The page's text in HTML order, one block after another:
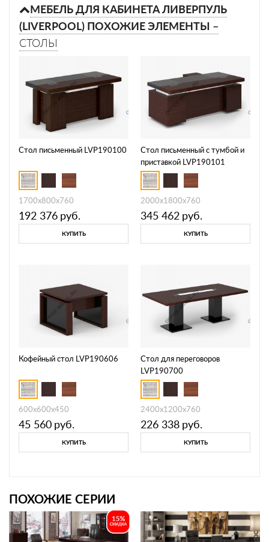
МЕБЕЛЬ ДЛЯ КАБИНЕТА ЛИВЕРПУЛЬ
(LIVERPOOL) ПОХОЖИЕ ЭЛЕМЕНТЫ –
СТОЛЫ
Стол письменный LVP190100
1700x800x760
192 376 руб.
КУПИТЬ
Стол письменный с тумбой и
приставкой LVP190101
2000x1800x760
345 462 руб.
КУПИТЬ
Кофейный стол LVP190606
600x600x450
45 560 руб.
КУПИТЬ
Стол для переговоров
LVP190700
2400x1200x760
226 338 руб.
КУПИТЬ
ПОХОЖИЕ СЕРИИ